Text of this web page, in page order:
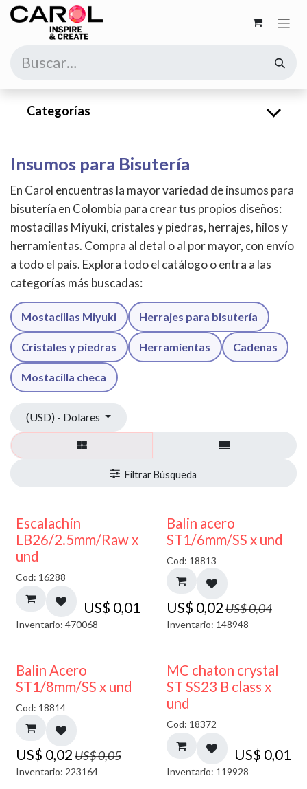
Ir al contenido
Categorías
Insumos para Bisutería
En Carol encuentras la mayor variedad de insumos para
bisutería en Colombia para crear tus propios diseños:
mostacillas Miyuki, cristales y piedras, herrajes, hilos y
herramientas. Compra al detal o al por mayor, con envío
a todo el país. Explora todo el catálogo o entra a las
categorías más buscadas:
Mostacillas Miyuki Herrajes para bisutería
Cristales y piedras Herramientas Cadenas
Mostacilla checa
(USD) - Dolares
Escalachín
LB26/2.5mm/Raw x
und
Cod: 16288
US$ 0,01
Inventario: 470068
50% DESCUENTO
Balin acero
ST1/6mm/SS x und
Cod: 18813
US$ 0,02US$0,04
Inventario: 148948
50% DESCUENTO
Balin Acero
ST1/8mm/SS x und
Cod: 18814
US$ 0,02US$0,05
Inventario: 223164
MC chaton crystal
ST SS23 B class x
und
Cod: 18372
US$ 0,01
Inventario: 119928